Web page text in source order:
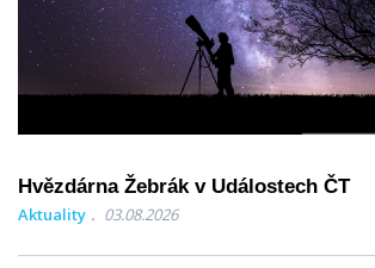
Hvězdárna Žebrák v Událostech ČT
Aktuality 03.08.2026